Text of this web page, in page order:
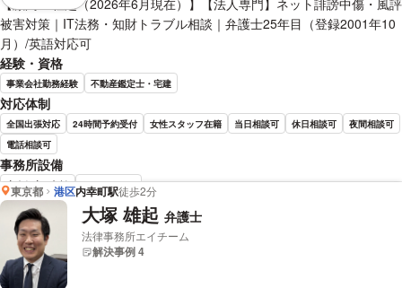
【顧問60社超（2026年6月現在）】【法人専門】ネット誹謗中傷・風評
被害対策｜IT法務・知財トラブル相談｜弁護士25年目（登録2001年10
月）/英語対応可
経験・資格
事業会社勤務経験 不動産鑑定士・宅建
対応体制
全国出張対応 24時間予約受付 女性スタッフ在籍 当日相談可 休日相談可
夜間相談可
電話相談可
事務所設備
完全個室で相談 バリアフリー
中山 泰章 弁護士の詳細情報を見る
東京都 港区内幸町駅徒歩2分
大塚 雄起 弁護士
法律事務所エイチーム
解決事例 4